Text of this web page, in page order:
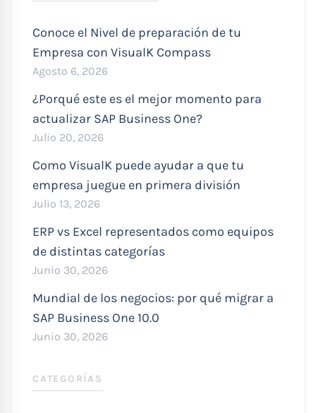
Conoce el Nivel de preparación de tu
Empresa con VisualK Compass
Agosto 6, 2026
¿Porqué este es el mejor momento para
actualizar SAP Business One?
Julio 20, 2026
Como VisualK puede ayudar a que tu
empresa juegue en primera división
Julio 13, 2026
ERP vs Excel representados como equipos
de distintas categorías
Junio 30, 2026
Mundial de los negocios: por qué migrar a
SAP Business One 10.0
Junio 30, 2026
CATEGORÍAS